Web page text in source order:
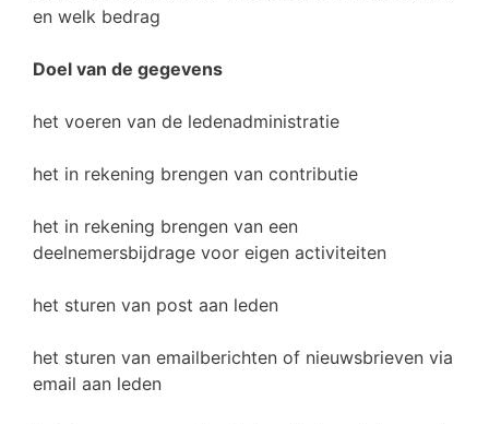
en welk bedrag
Doel van de gegevens
het voeren van de ledenadministratie
het in rekening brengen van contributie
het in rekening brengen van een
deelnemersbijdrage voor eigen activiteiten
het sturen van post aan leden
het sturen van emailberichten of nieuwsbrieven via
email aan leden